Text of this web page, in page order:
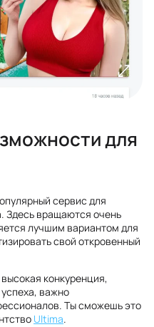
для
сервис для
Здесь вращаются очень
лучшим вариантом для
свой откровенный
конкуренция,
важно
Ты сможешь это
Ultima.